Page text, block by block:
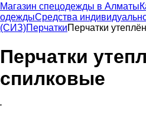
Магазин спецодежды в Алматы
одеждыСредства
(СИЗ)ПерчаткиПерчатки
Перчатки
спилковые
'